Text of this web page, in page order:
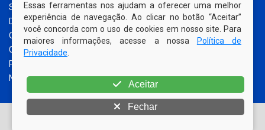
Sistema Eletrônico – e-SIC
Diário Oficial
Quadro de Avisos
Contracheque Online
Portal do Contribuinte
Nota Fiscal Eletrônica
© Copyright 2026 Prefeitura Municipal de Sanharó | Todos os
Essas ferramentas nos ajudam a oferecer uma melhor
experiência de navegação. Ao clicar no botão “Aceitar”
você concorda com o uso de cookies em nosso site. Para
maiores informações, acesse a nossa
Política de
Privacidade
Aceitar
Fechar